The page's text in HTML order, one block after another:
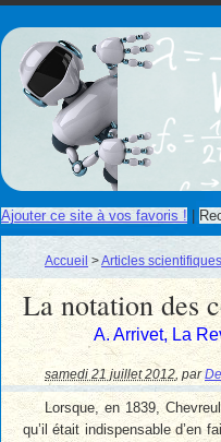
Ajouter ce site à vos favoris ! |
Accueil >Articles scientifiques
La notation des
A. Arrivet, La
samedi 21 juillet 2012 par
Lorsque, en 1839,
qu’il était indispensable d’en